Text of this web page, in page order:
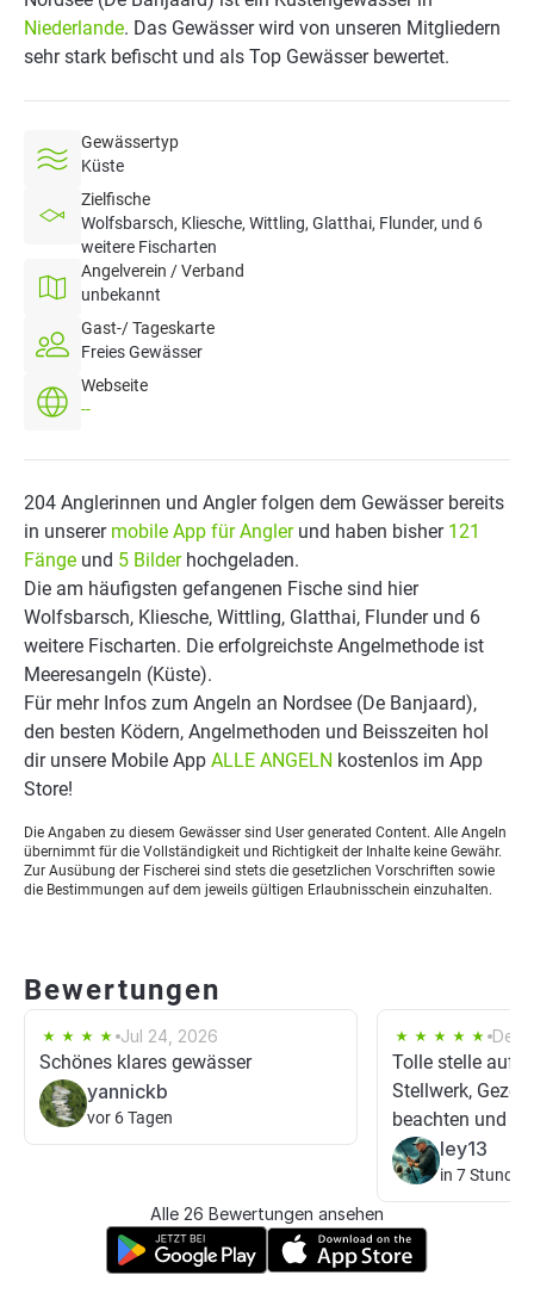
Niederlande. Das Gewässer wird von unseren Mitgliedern
sehr stark befischt und als Top Gewässer bewertet.
Gewässertyp
Küste
Zielfische
Wolfsbarsch, Kliesche, Wittling, Glatthai, Flunder, und 6
weitere Fischarten
Angelverein / Verband
unbekannt
Gast-/ Tageskarte
Freies Gewässer
Webseite
--
204 Anglerinnen und Angler folgen dem Gewässer bereits
in unserer mobile App für Anglerund haben bisher 121
Fänge und 5 Bilderhochgeladen.
Die am häufigsten gefangenen Fische sind hier
Wolfsbarsch, Kliesche, Wittling, Glatthai, Flunder und 6
weitere Fischarten. Die erfolgreichste Angelmethode ist
Meeresangeln (Küste).
Für mehr Infos zum Angeln an Nordsee (De Banjaard),
den besten Ködern, Angelmethoden und Beisszeiten hol
dir unsere Mobile App ALLE ANGELN kostenlos im App
Store!
Die Angaben zu diesem Gewässer sind User generated Content. Alle Angeln
übernimmt für die Vollständigkeit und Richtigkeit der Inhalte keine Gewähr.
Zur Ausübung der Fischerei sind stets die gesetzlichen Vorschriften sowie
die Bestimmungen auf dem jeweils gültigen Erlaubnisschein einzuhalten.
Bewertungen
Jul 24, 2026
Schönes klares gewässer
yannickb
vor 6 Tagen
Dec
Tolle stelle auf
Stellwerk,
beachten und
ley13
in 7 Stunden
Alle 26 Bewertungen ansehen